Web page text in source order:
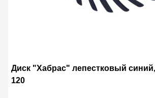
Диск "Хабрас" лепестковый
120